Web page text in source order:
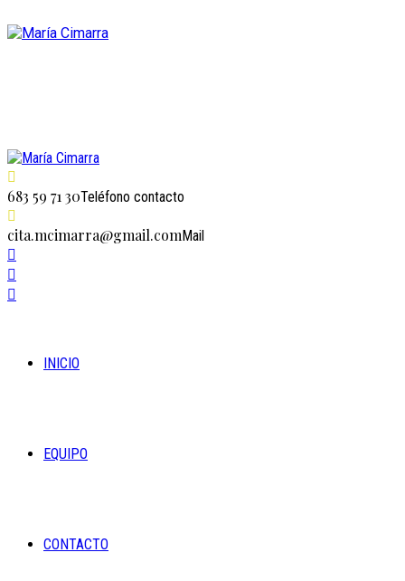
683 59 71 30Teléfono contacto
cita.mcimarra@gmail.comMail
INICIO
EQUIPO
CONTACTO